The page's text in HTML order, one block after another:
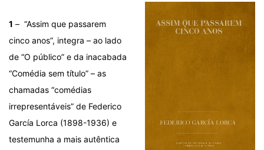
1 – “Assim que passarem
cinco anos”, integra – ao lado
de “O público” e da inacabada
“Comédia sem título” – as
chamadas “comédias
irrepresentáveis” de Federico
García Lorca (1898-1936) e
testemunha a mais autêntica